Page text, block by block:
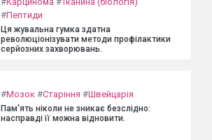
#Пептиди
Ця жувальна гумка здатна
революціонізувати методи профілактики
серйозних захворювань.
#Мозок #Старіння #Швейцарія
Пам'ять ніколи не зникає безслідно:
насправді її можна відновити.